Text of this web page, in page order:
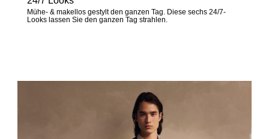
Mühe- & makellos gestylt den ganzen Tag. Diese sechs 24/7-
Looks lassen Sie den ganzen Tag strahlen.